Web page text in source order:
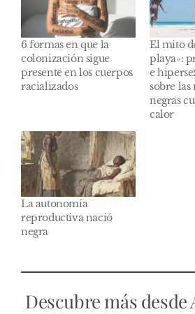
6 formas en que la
colonización sigue
presente en los cuerpos
racializados
El mito
playa»:
e
sobre las
negras
calor
La autonomía
reproductiva nació
negra
Descubre más